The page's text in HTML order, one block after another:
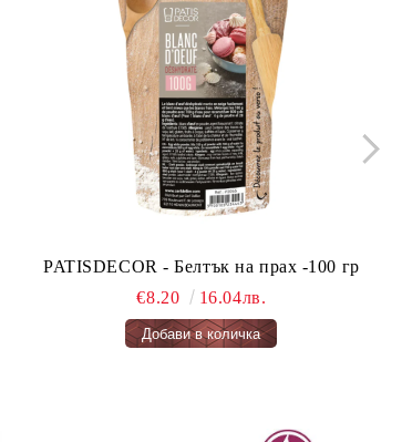
PATISDECOR - Белтък на прах -100 гр
€8.20
16.04лв.